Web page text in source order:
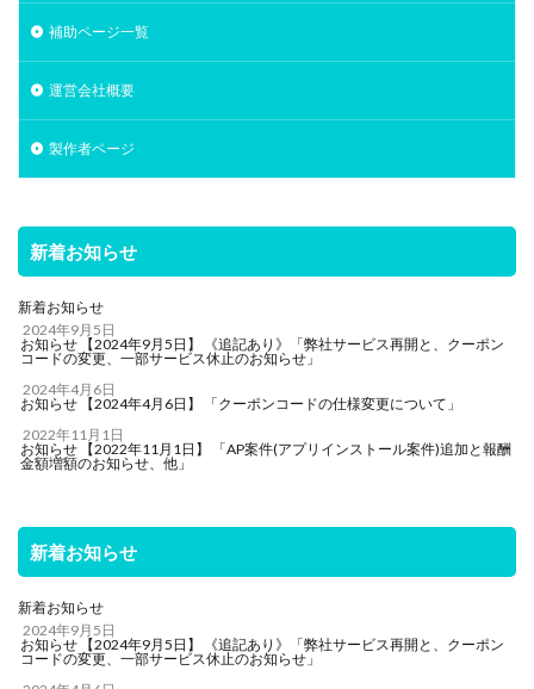
補助ページ一覧
運営会社概要
製作者ページ
新着お知らせ
新着お知らせ
2024年9月5日
お知らせ 【2024年9月5日】 《追記あり》「弊社サービス再開と、クーポン
コードの変更、一部サービス休止のお知らせ」
2024年4月6日
お知らせ 【2024年4月6日】 「クーポンコードの仕様変更について」
2022年11月1日
お知らせ 【2022年11月1日】 「AP案件(アプリインストール案件)追加と報酬
金額増額のお知らせ、他」
新着お知らせ
新着お知らせ
2024年9月5日
お知らせ 【2024年9月5日】 《追記あり》「弊社サービス再開と、クーポン
コードの変更、一部サービス休止のお知らせ」